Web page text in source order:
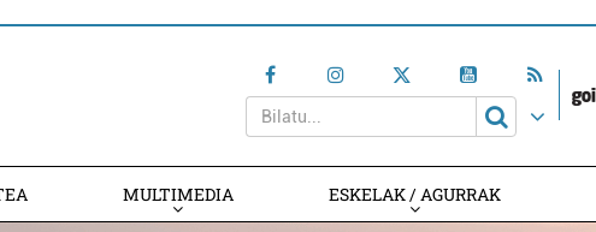
MULTIMEDIA ESKELAK / AGURRAK